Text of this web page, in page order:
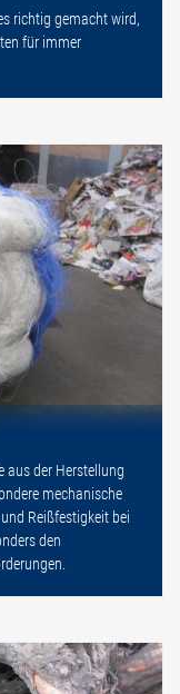
richtig gemacht wird,
für immer
aus der Herstellung
mechanische
Reißfestigkeit bei
den